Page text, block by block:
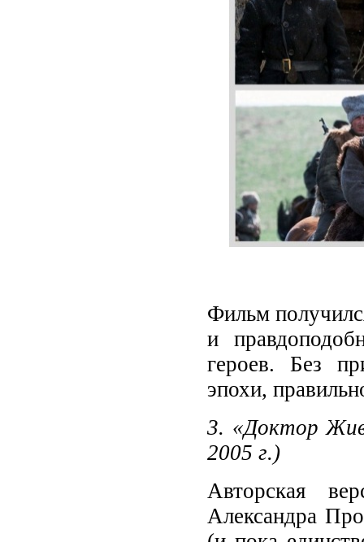
Фильм
и
героев. Без
эпохи,
3. «Доктор
2005 г.)
Авторская
Александра